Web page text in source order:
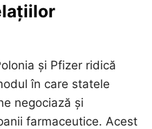
și Pfizer ridică
în care statele
negociază și
farmaceutice. Acest